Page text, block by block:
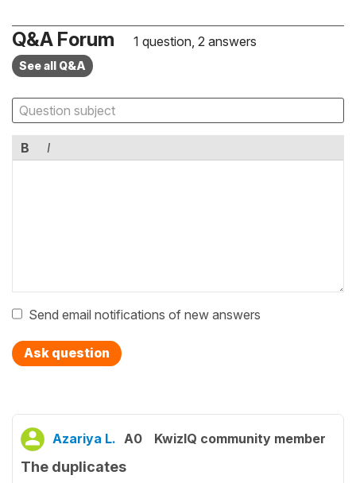
Q&A Forum 1 question, 2 answers
See all Q&A
B I
Send email notifications of new answers
Ask question
Azariya L. A0 KwizIQ community member
The duplicates